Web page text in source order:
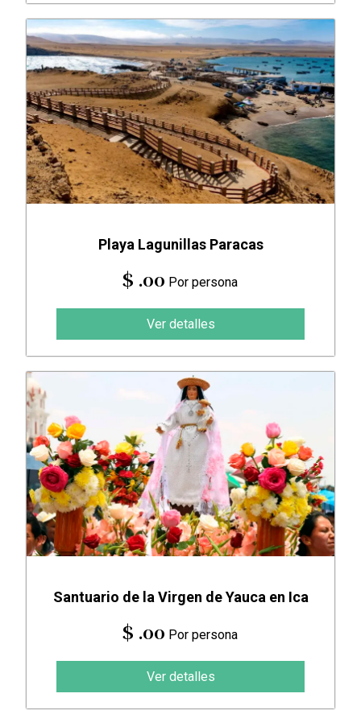
Playa Lagunillas Paracas
$ .00 Por persona
Ver detalles
Santuario de la Virgen de Yauca en Ica
$ .00 Por persona
Ver detalles